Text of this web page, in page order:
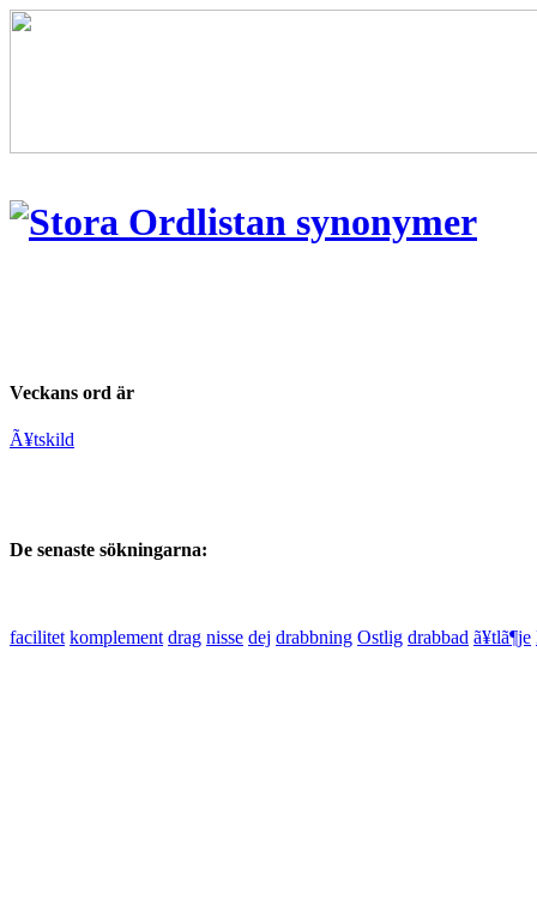
Veckans ord är
Ã¥tskild
De senaste sökningarna:
facilitet komplement drag nisse dej drabbning Ostlig drabbad ã¥tlã¶je